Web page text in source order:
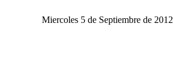
Miercoles 5 de Septiembre de 2012